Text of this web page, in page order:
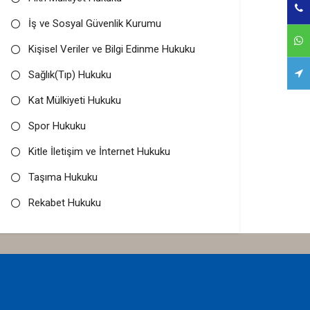
İş ve Sosyal Güvenlik Kurumu
Kişisel Veriler ve Bilgi Edinme Hukuku
Sağlık(Tıp) Hukuku
Kat Mülkiyeti Hukuku
Spor Hukuku
Kitle İletişim ve İnternet Hukuku
Taşıma Hukuku
Rekabet Hukuku